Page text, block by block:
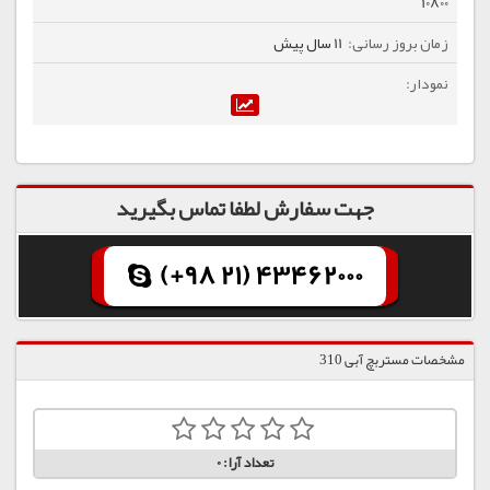
11 سال پیش
جهت سفارش لطفا تماس بگیرید
(+98 21) 43462000
مشخصات مستربچ آبی 310
تعداد آرا:0